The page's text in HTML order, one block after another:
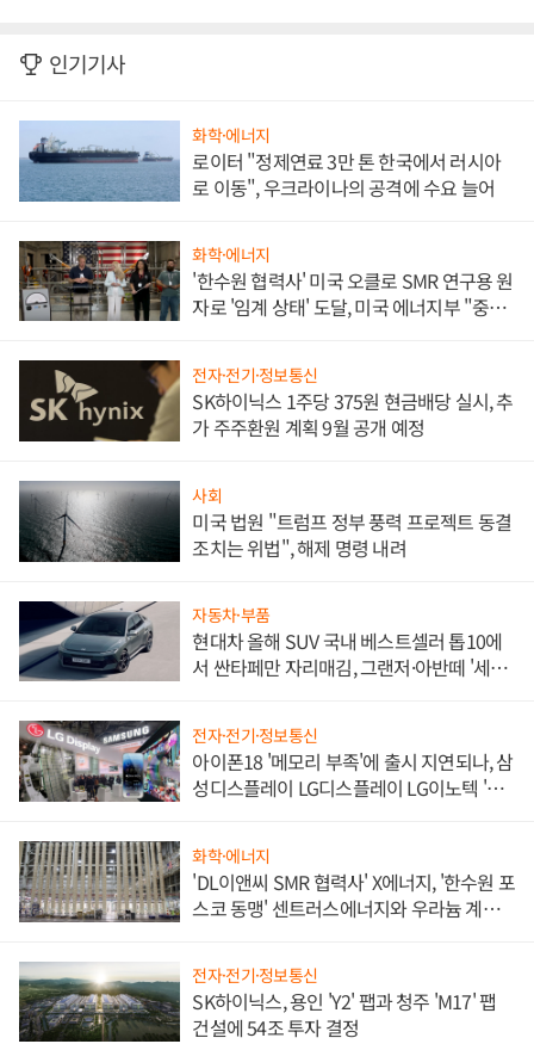
인기기사
화학·에너지
로이터 "정제연료 3만 톤 한국에서 러시아
로 이동", 우크라이나의 공격에 수요 늘어
화학·에너지
'한수원 협력사' 미국 오클로 SMR 연구용 원
자로 '임계 상태' 도달, 미국 에너지부 "중요
전자·전기·정보통신
SK하이닉스 1주당 375원 현금배당 실시, 추
가 주주환원 계획 9월 공개 예정
사회
미국 법원 "트럼프 정부 풍력 프로젝트 동결
조치는 위법", 해제 명령 내려
자동차·부품
현대차 올해 SUV 국내 베스트셀러 톱10에
서 싼타페만 자리매김, 그랜저·아반떼 '세단
전자·전기·정보통신
아이폰18 '메모리 부족'에 출시 지연되나, 삼
성디스플레이 LG디스플레이 LG이노텍 '탈
화학·에너지
'DL이앤씨 SMR 협력사' X에너지, '한수원 포
스코 동맹' 센트러스에너지와 우라늄 계약
전자·전기·정보통신
SK하이닉스, 용인 'Y2' 팹과 청주 'M17' 팹
건설에 54조 투자 결정